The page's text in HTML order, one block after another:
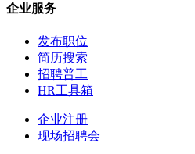
企业服务
发布职位
简历搜索
招聘普工
HR工具箱
企业注册
现场招聘会